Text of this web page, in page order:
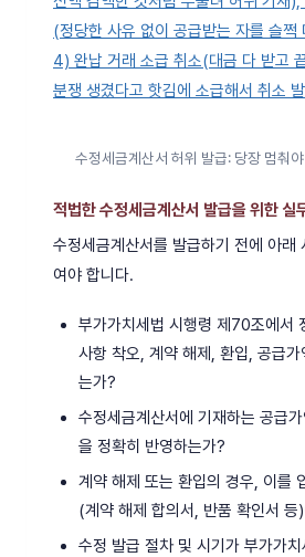
수정세금계산서 허위 발급: 당장 멈춰
적법한 수정세금계산서 발급을 위한 실
수정세금계산서를 발급하기 전에 아래
여야 합니다.
부가가치세법 시행령 제70조에서
사항 착오, 계약 해제, 환입, 공급
는가?
수정세금계산서에 기재하는 공급
을 정확히 반영하는가?
계약 해제 또는 환입의 경우, 이를
(계약 해제 합의서, 반품 확인서 등
수정 발급 절차 및 시기가 부가가